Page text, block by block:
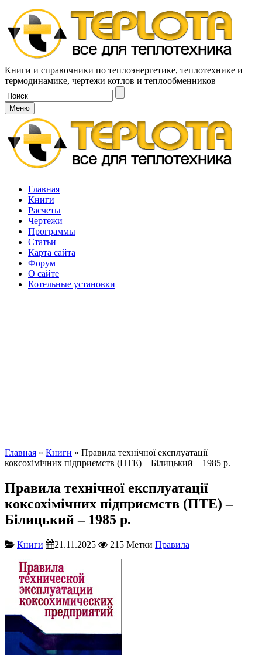
Книги и справочники по теплоэнергетике, теплотехнике и
термодинамике, чертежи котлов и теплообменников
Меню
Главная
Книги
Расчеты
Чертежи
Программы
Статьи
Карта сайта
Форум
О сайте
Котельные установки
Главная » Книги » Правила технічної експлуатації
коксохімічних підприємств (ПТЕ) – Білицький – 1985 р.
Правила технічної експлуатації
коксохімічних підприємств (ПТЕ) –
Білицький – 1985 р.
Книги 21.11.2025 215 Метки Правила